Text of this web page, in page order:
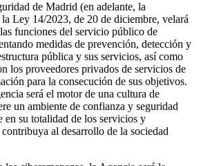
de Madrid (en adelante, la
la Ley 14/2023, de 20 de diciembre, velará
funciones del servicio público de
medidas de prevención, detección y
pública y sus servicios, así como
los proveedores privados de servicios de
para la consecución de sus objetivos.
será el motor de una cultura de
un ambiente de confianza y seguridad
en su totalidad de los servicios y
al desarrollo de la sociedad